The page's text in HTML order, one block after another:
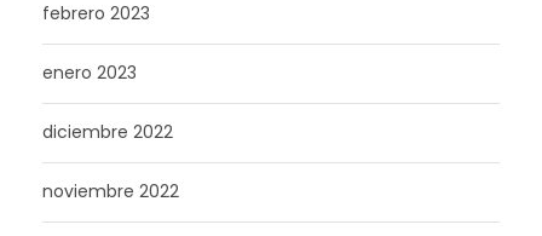
febrero 2023
enero 2023
diciembre 2022
noviembre 2022